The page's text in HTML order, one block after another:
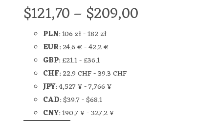
$121,70–$209,00
PLN:106 zł-182 zł
EUR:24.6 €-42.2 €
GBP:£21.1-£36.1
CHF:22.9 CHF-39.3 CHF
JPY:4,527 ¥-7,766 ¥
CAD:$39.7-$68.1
CNY:190.7 ¥-327.2 ¥